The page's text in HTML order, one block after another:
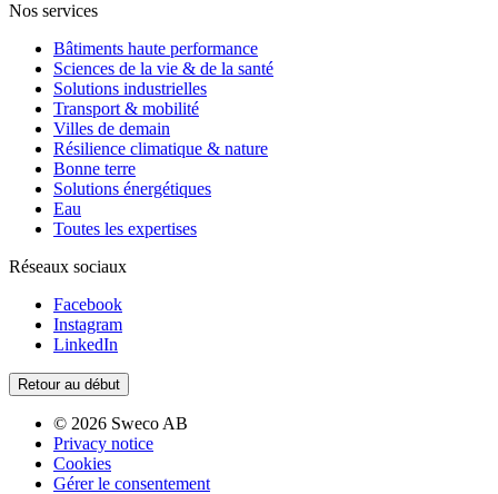
Nos services
Bâtiments haute performance
Sciences de la vie & de la santé
Solutions industrielles
Transport & mobilité
Villes de demain
Résilience climatique & nature
Bonne terre
Solutions énergétiques
Eau
Toutes les expertises
Réseaux sociaux
Facebook
Instagram
LinkedIn
Retour au début
© 2026 Sweco AB
Privacy notice
Cookies
Gérer le consentement